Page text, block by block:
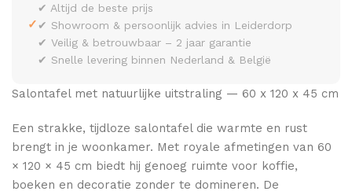
✓
✔ Altijd de beste prijs
✔ Showroom & persoonlijk advies in Leiderdorp
✔ Veilig & betrouwbaar – 2 jaar garantie
✔ Snelle levering binnen Nederland & België
Salontafel met natuurlijke uitstraling — 60 x 120 x 45 cm
Een strakke, tijdloze salontafel die warmte en rust
brengt in je woonkamer. Met royale afmetingen van 60
× 120 × 45 cm biedt hij genoeg ruimte voor koffie,
boeken en decoratie zonder te domineren. De